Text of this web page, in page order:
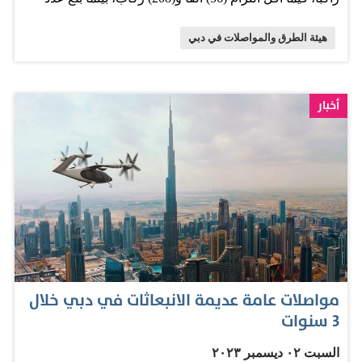
المائي المزين بالإضاءة ليلاً، يعكس الابتكار والريادة…
مستخدمي وسائل النقل الجماعي إلى مواقع الاحتفالات في
ليلة رأس السنة الميلادية قد تم بسلاسة وأمان، وذلك بفضل
الخطة المتكاملة التي وضعتها هيئة الطرق والمواصلات،
بالتنسيق مع الجهات ذات العلاقة في إمارة دبي. الخليج
هيئة الطرق والمواصلات في دبي
أخبار
مواصلات عامة عديمة الانبعاثات في دبي خلال
3 سنوات
السبت ٠٢ ديسمبر ٢٠٢٣